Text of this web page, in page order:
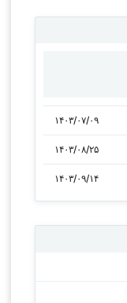
۱۴۰۳/۰۷/۰۹
۱۴۰۳/۰۸/۲۵
۱۴۰۳/۰۹/۱۴